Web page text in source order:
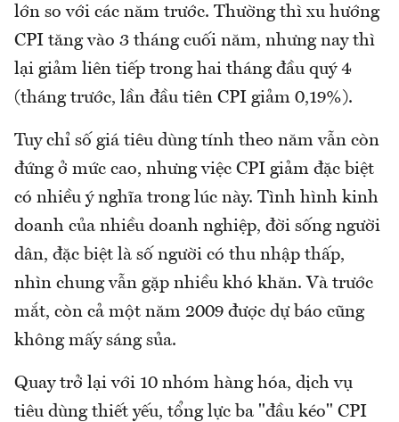
lớn so với các năm trước. Thường thì xu hướng
CPI tăng vào 3 tháng cuối năm, nhưng nay thì
lại giảm liên tiếp trong hai tháng đầu quý 4
(tháng trước, lần đầu tiên CPI giảm 0,19%).
Tuy chỉ số giá tiêu dùng tính theo năm vẫn còn
đứng ở mức cao, nhưng việc CPI giảm đặc biệt
có nhiều ý nghĩa trong lúc này. Tình hình kinh
doanh của nhiều doanh nghiệp, đời sống người
dân, đặc biệt là số người có thu nhập thấp,
nhìn chung vẫn gặp nhiều khó khăn. Và trước
mắt, còn cả một năm 2009 được dự báo cũng
không mấy sáng sủa.
Quay trở lại với 10 nhóm hàng hóa, dịch vụ
tiêu dùng thiết yếu, tổng lực ba "đầu kéo" CPI